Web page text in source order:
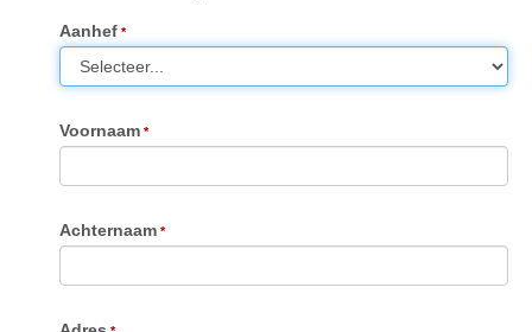
Aanhef
Voornaam
Achternaam